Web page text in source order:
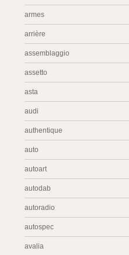
armes
arrière
assemblaggio
assetto
asta
audi
authentique
auto
autoart
autodab
autoradio
autospec
avalia